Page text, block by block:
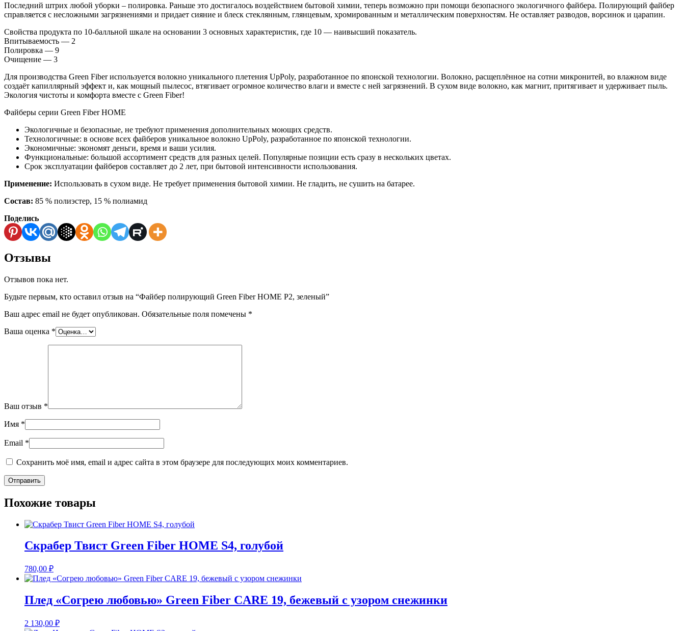
Последний штрих любой уборки – полировка. Раньше это достигалось воздействием бытовой химии, теперь возможно при помощи безопасного экологичного файбера. Полирующий файбер
справляется с несложными загрязнениями и придает сияние и блеск стеклянным, глянцевым, хромированным и металлическим поверхностям. Не оставляет разводов, ворсинок и царапин.
Свойства продукта по 10-балльной шкале на основании 3 основных характеристик, где 10 — наивысший показатель.
Впитываемость — 2
Полировка — 9
Очищение — 3
Для производства Green Fiber используется волокно уникального плетения UpPoly, разработанное по японской технологии. Волокно, расщеплённое на сотни микронитей, во влажном виде
создаёт капиллярный эффект и, как мощный пылесос, втягивает огромное количество влаги и вместе с ней загрязнений. В сухом виде волокно, как магнит, притягивает и удерживает пыль.
Экология чистоты и комфорта вместе с Green Fiber!
Файберы серии Green Fiber HOME
Экологичные и безопасные, не требуют применения дополнительных моющих средств.
Технологичные: в основе всех файберов уникальное волокно UpPoly, разработанное по японской технологии.
Экономичные: экономят деньги, время и ваши усилия.
Функциональные: большой ассортимент средств для разных целей. Популярные позиции есть сразу в нескольких цветах.
Срок эксплуатации файберов составляет до 2 лет, при бытовой интенсивности использования.
Применение: Использовать в сухом виде. Не требует применения бытовой химии. Не гладить, не сушить на батарее.
Состав: 85 % полиэстер, 15 % полиамид
Поделись
Отзывы
Отзывов пока нет.
Будьте первым, кто оставил отзыв на “Файбер полирующий Green Fiber HOME P2, зеленый”
Ваш адрес email не будет опубликован. Обязательные поля помечены *
Ваша оценка *
Ваш отзыв *
Имя *
Email *
Сохранить моё имя, email и адрес сайта в этом браузере для последующих моих комментариев.
Похожие товары
Скрабер Твист Green Fiber HOME S4, голубой
780,00 ₽
Плед «Согрею любовью» Green Fiber CARE 19, бежевый с узором снежинки
2 130,00 ₽